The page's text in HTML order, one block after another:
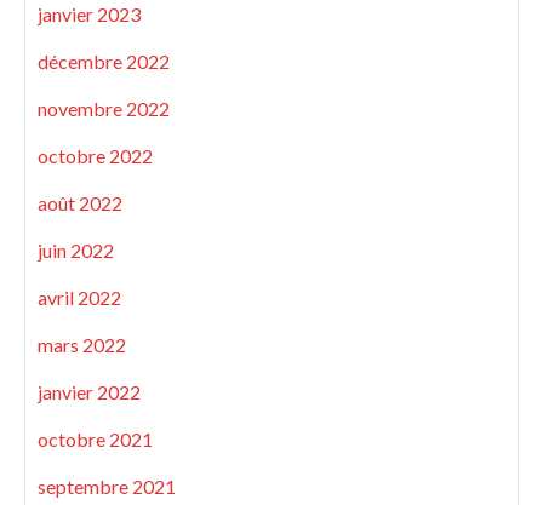
janvier 2023
décembre 2022
novembre 2022
octobre 2022
août 2022
juin 2022
avril 2022
mars 2022
janvier 2022
octobre 2021
septembre 2021